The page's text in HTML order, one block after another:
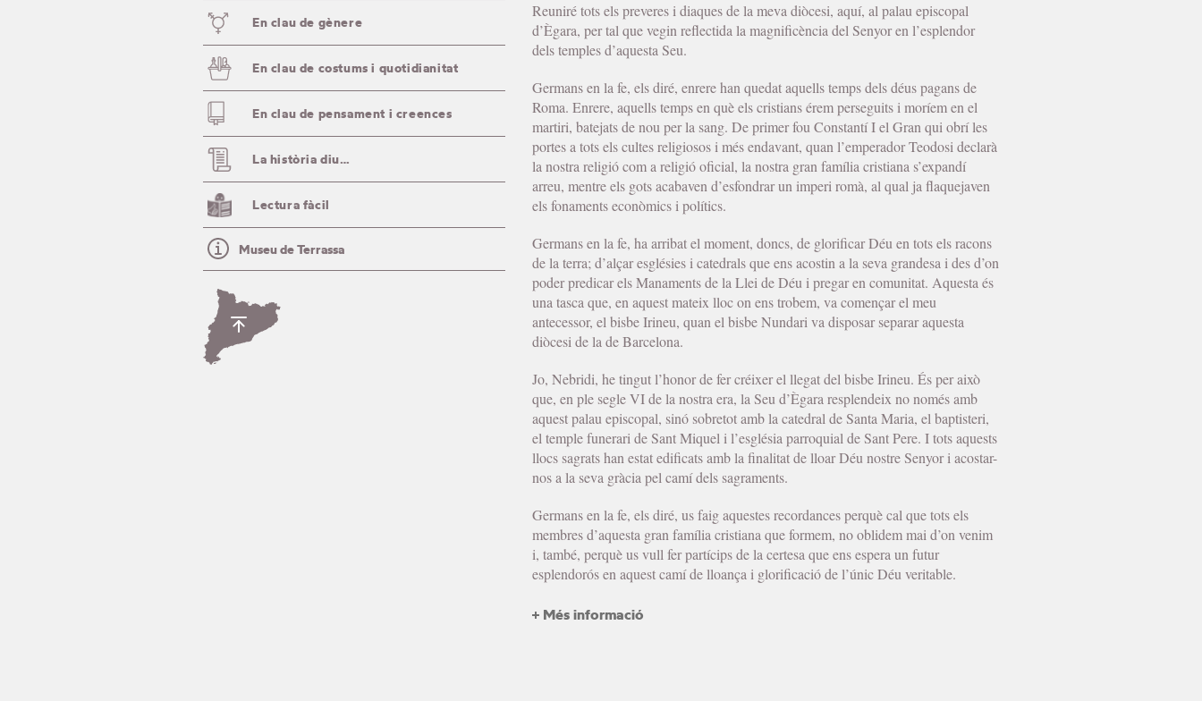
Reuniré tots els preveres i diaques de la meva diòcesi, aquí, al palau episcopal
d’Ègara, per tal que vegin reflectida la magnificència del Senyor en l’esplendor
dels temples d’aquesta Seu.
Germans en la fe, els diré, enrere han quedat aquells temps dels déus pagans de
Roma. Enrere, aquells temps en què els cristians érem perseguits i moríem en el
martiri, batejats de nou per la sang. De primer fou Constantí I el Gran qui obrí les
portes a tots els cultes religiosos i més endavant, quan l’emperador Teodosi declarà
la nostra religió com a religió oficial, la nostra gran família cristiana s’expandí
arreu, mentre els gots acabaven d’esfondrar un imperi romà, al qual ja flaquejaven
els fonaments econòmics i polítics.
Germans en la fe, ha arribat el moment, doncs, de glorificar Déu en tots els racons
de la terra; d’alçar esglésies i catedrals que ens acostin a la seva grandesa i des d’on
poder predicar els Manaments de la Llei de Déu i pregar en comunitat. Aquesta és
una tasca que, en aquest mateix lloc on ens trobem, va començar el meu
antecessor, el bisbe Irineu, quan el bisbe Nundari va disposar separar aquesta
diòcesi de la de Barcelona.
Jo, Nebridi, he tingut l’honor de fer créixer el llegat del bisbe Irineu. És per això
que, en ple segle VI de la nostra era, la Seu d’Ègara resplendeix no només amb
aquest palau episcopal, sinó sobretot amb la catedral de Santa Maria, el baptisteri,
el temple funerari de Sant Miquel i l’església parroquial de Sant Pere. I tots aquests
llocs sagrats han estat edificats amb la finalitat de lloar Déu nostre Senyor i acostar-
nos a la seva gràcia pel camí dels sagraments.
Germans en la fe, els diré, us faig aquestes recordances perquè cal que tots els
membres d’aquesta gran família cristiana que formem, no oblidem mai d’on venim
i, també, perquè us vull fer partícips de la certesa que ens espera un futur
esplendorós en aquest camí de lloança i glorificació de l’únic Déu veritable.
+ Més informació
En clau de gènere
En clau de costums i quotidianitat
En clau de pensament i creences
La història diu…
Lectura fàcil
Museu de Terrassa